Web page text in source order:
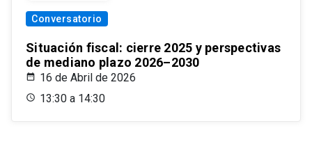
Conversatorio
Situación fiscal: cierre 2025 y perspectivas
de mediano plazo 2026–2030
16 de Abril de 2026
13:30 a 14:30